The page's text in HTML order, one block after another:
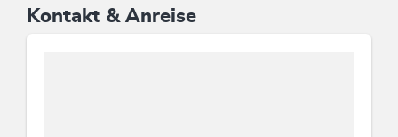
Kontakt & Anreise